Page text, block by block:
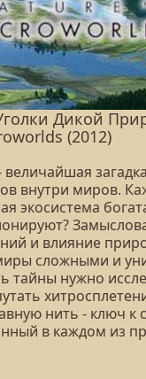
Дикой
(2012)
внутри миров.
экосистема
и влияние
сложными и
тайны нужно
нить - ключ к
в каждом из